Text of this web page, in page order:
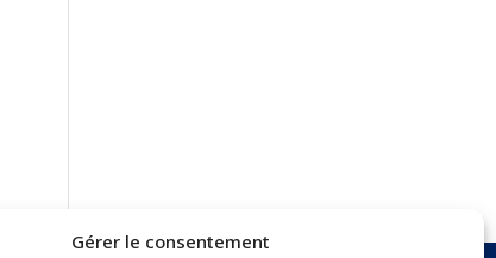
Gérer le consentement